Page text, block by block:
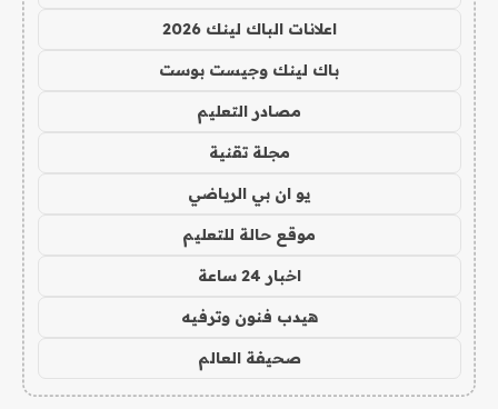
اعلانات الباك لينك 2026
باك لينك وجيست بوست
مصادر التعليم
مجلة تقنية
يو ان بي الرياضي
موقع حالة للتعليم
اخبار 24 ساعة
هيدب فنون وترفيه
صحيفة العالم